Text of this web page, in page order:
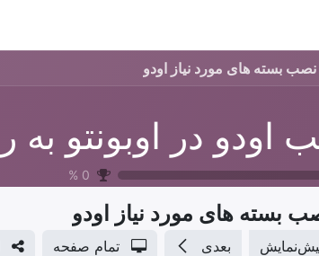
نصب بسته های مورد نیاز اودو
0
%
بسته های مورد نیاز اودو
بعدی تمام صفحه